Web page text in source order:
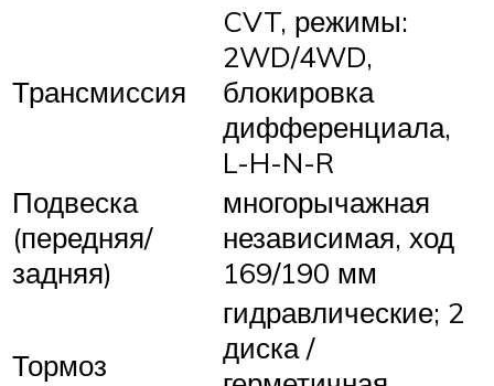
Трансмиссия
CVT, режимы:
2WD/4WD,
блокировка
дифференциала,
L-H-N-R
Подвеска
(передняя/
задняя)
многорычажная
независимая, ход
169/190 мм
Тормоз
гидравлические; 2
диска /